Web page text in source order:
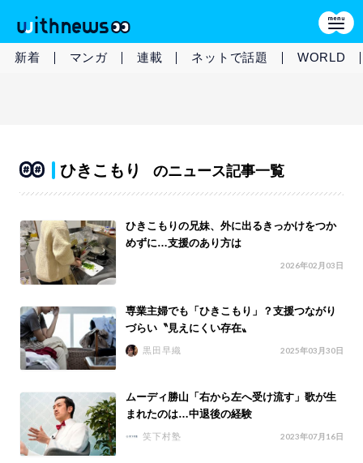
新着 マンガ 連載 ネットで話題 WORLD
ひきこもり のニュース記事一覧
ひきこもりの兄妹、外に出るきっかけをつか
めずに…支援のあり方は
2026年02月03日
専業主婦でも「ひきこもり」？支援つながり
づらい〝見えにくい存在〟
黒田早織 2025年03月30日
ムーディ勝山「右から左へ受け流す」歌が生
まれたのは…中退後の経験
笑下村塾 2023年07月16日